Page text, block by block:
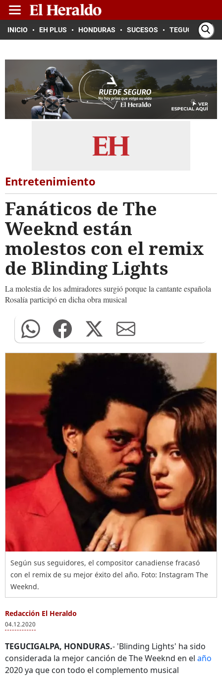
INICIO EH PLUS HONDURAS SUCESOS TEGUCIGALPA
Entretenimiento
Fanáticos de The
Weeknd están
molestos con el remix
de Blinding Lights
La molestia de los admiradores surgió porque la cantante española
Rosalía participó en dicha obra musical
Según sus seguidores, el compositor canadiense fracasó
con el remix de su mejor éxito del año. Foto: Instagram The
Weeknd.
Redacción El Heraldo
04.12.2020
TEGUCIGALPA, HONDURAS.- 'Blinding Lights' ha sido
considerada la mejor canción de The Weeknd en el año
2020 ya que con todo el complemento musical